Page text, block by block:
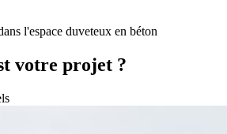
l'espace duveteux en béton
votre projet ?